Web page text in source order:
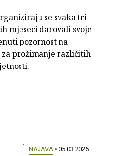
se svaka tri
mjeseci darovali svoje
pozornost na
prožimanje različitih
NAJAVA • 05.03.2026.